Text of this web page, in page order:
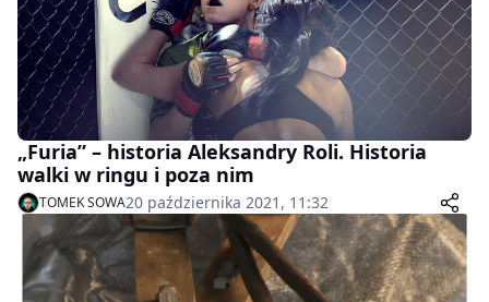
„Furia” – historia Aleksandry Roli. Historia
walki w ringu i poza nim
TOMEK SOWA20 października 2021, 11:32